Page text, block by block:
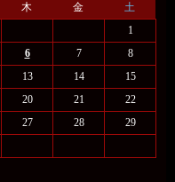
木 金
土
1
6 7
8
13 14
15
20 21
22
27 28
29